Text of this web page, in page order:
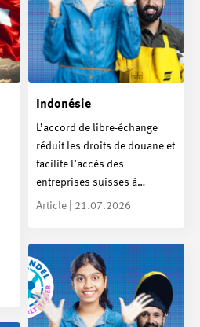
Indonésie
L’accord de libre-échange
réduit les droits de douane et
facilite l’accès des
entreprises suisses à…
Article | 21.07.2026